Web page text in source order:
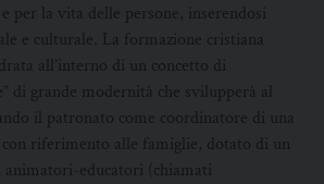
per la vita delle persone, inserendosi
e culturale. La formazione cristiana
all’interno di un concetto di
di grande modernità che svilupperà al
il patronato come coordinatore di una
con riferimento alle famiglie, dotato di un
educatori (chiamati